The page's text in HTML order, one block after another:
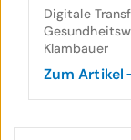
Digitale
Klambauer
Zum Artikel